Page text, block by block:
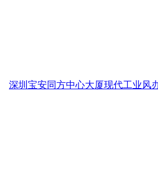
深圳宝安同方中心大厦现代工业风